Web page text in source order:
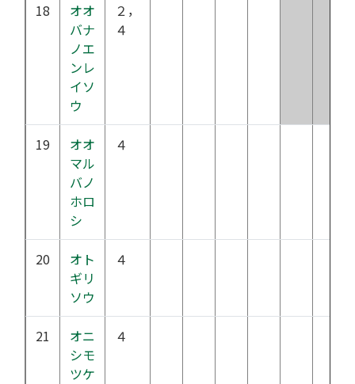
18
オオ
バナ
ノエ
ンレ
イソ
ウ
２，
４
19
オオ
マル
バノ
ホロ
シ
４
20
オト
ギリ
ソウ
４
21
オニ
シモ
ツケ
４